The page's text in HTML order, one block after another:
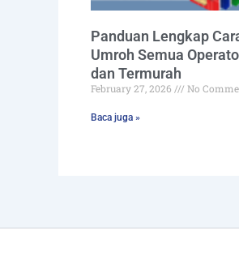
Panduan Lengkap
Umroh Semua
dan Termurah
February 27, 2026 No
Baca juga »